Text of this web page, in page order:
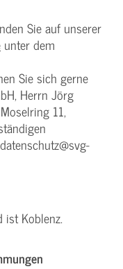
Sie auf unserer
unter dem
Sie sich gerne
Herrn Jörg
11,
Koblenz.